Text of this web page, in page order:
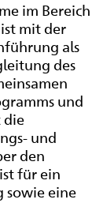
im Bereich
mit der
als
des
und
die
und
den
für ein
eine